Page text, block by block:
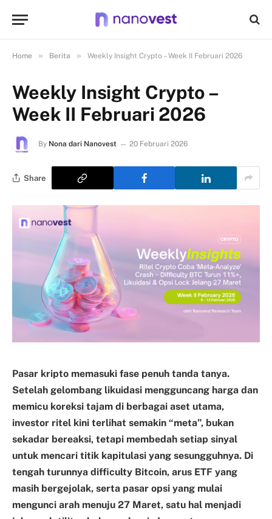
Home » Berita » Weekly Insight Crypto – Week II Februari 2026
Weekly Insight Crypto –
Week II Februari 2026
By Nona dari Nanovest 20 Februari 2026
Share
Pasar kripto memasuki fase penuh tanda tanya.
Setelah gelombang likuidasi mengguncang harga dan
memicu koreksi tajam di berbagai aset utama,
investor ritel kini terlihat semakin “meta”, bukan
sekadar bereaksi, tetapi membedah setiap sinyal
untuk mencari titik kapitulasi yang sesungguhnya. Di
tengah turunnya difficulty Bitcoin, arus ETF yang
masih bergejolak, serta pasar opsi yang mulai
mengunci arah menuju 27 Maret, satu hal menjadi